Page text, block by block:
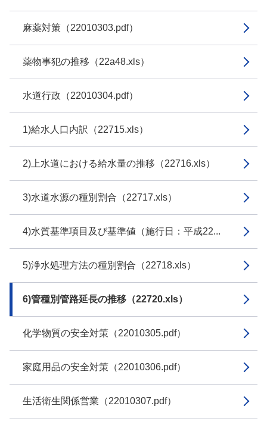
麻薬対策（22010303.pdf）
薬物事犯の推移（22a48.xls）
水道行政（22010304.pdf）
1)給水人口内訳（22715.xls）
2)上水道における給水量の推移（22716.xls）
3)水道水源の種別割合（22717.xls）
4)水質基準項目及び基準値（施行日：平成22...
5)浄水処理方法の種別割合（22718.xls）
6)管種別管路延長の推移（22720.xls）
化学物質の安全対策（22010305.pdf）
家庭用品の安全対策（22010306.pdf）
生活衛生関係営業（22010307.pdf）